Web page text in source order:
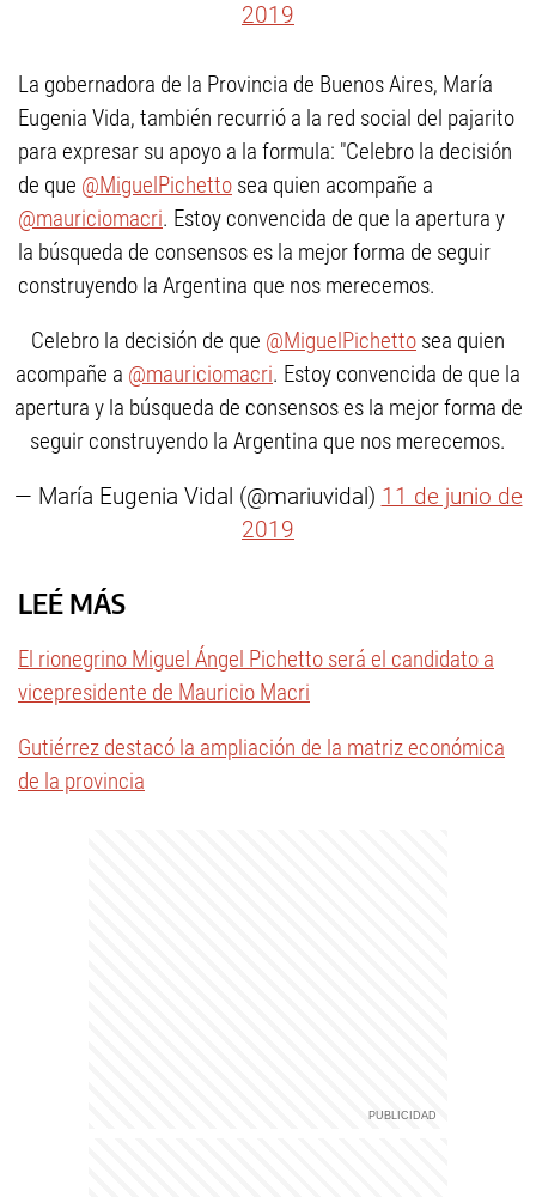
2019
La gobernadora de la Provincia de Buenos Aires, María
Eugenia Vida, también recurrió a la red social del pajarito
para expresar su apoyo a la formula: "Celebro la decisión
de que @MiguelPichetto sea quien acompañe a
@mauriciomacri. Estoy convencida de que la apertura y
la búsqueda de consensos es la mejor forma de seguir
construyendo la Argentina que nos merecemos.
Celebro la decisión de que @MiguelPichetto sea quien
acompañe a @mauriciomacri. Estoy convencida de que la
apertura y la búsqueda de consensos es la mejor forma de
seguir construyendo la Argentina que nos merecemos.
— María Eugenia Vidal (@mariuvidal) 11 de junio de
2019
LEÉ MÁS
El rionegrino Miguel Ángel Pichetto será el candidato a
vicepresidente de Mauricio Macri
Gutiérrez destacó la ampliación de la matriz económica
de la provincia